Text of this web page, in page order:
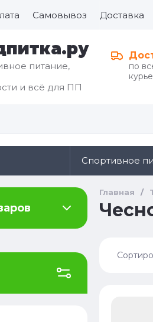
Самовывоз Доставка
питание,
и всё для ПП
по
Спортивное
Главная /